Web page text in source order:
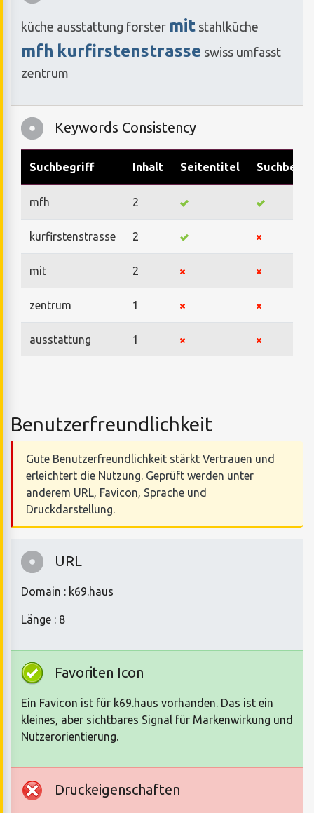
küche ausstattung forster mit stahlküche
mfh kurfirstenstrasse swiss umfasst
zentrum
Keywords Consistency
Suchbegriff Inhalt Seitentitel
mfh 2
kurfirstenstrasse 2
mit 2
zentrum 1
ausstattung 1
Benutzerfreundlichkeit
Gute Benutzerfreundlichkeit stärkt Vertrauen und
erleichtert die Nutzung. Geprüft werden unter
anderem URL, Favicon, Sprache und
Druckdarstellung.
URL
Domain : k69.haus
Länge : 8
Favoriten Icon
Ein Favicon ist für k69.haus vorhanden. Das ist ein
kleines, aber sichtbares Signal für Markenwirkung und
Nutzerorientierung.
Druckeigenschaften